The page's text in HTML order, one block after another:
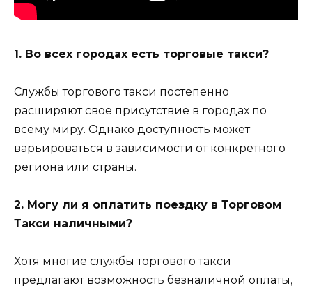
1. Во всех городах есть торговые такси?
Службы торгового такси постепенно
расширяют свое присутствие в городах по
всему миру. Однако доступность может
варьироваться в зависимости от конкретного
региона или страны.
2. Могу ли я оплатить поездку в Торговом
Такси наличными?
Хотя многие службы торгового такси
предлагают возможность безналичной оплаты,